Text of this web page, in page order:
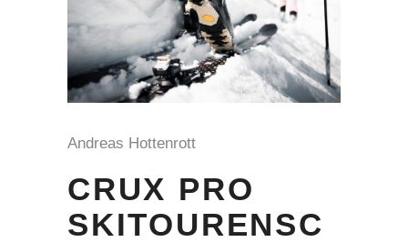
Andreas Hottenrott
CRUX PRO
SKITOURENSC